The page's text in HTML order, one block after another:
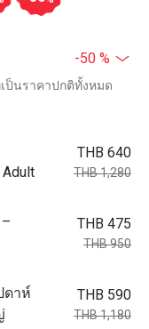
-50 %
ป็นราคาปกติทั้งหมด
THB 640
THB 1,280
THB 475
THB 950
ดาห์
THB 590
THB 1,180